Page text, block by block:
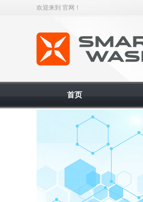
欢迎来到 官网！
智能缠绕机
首页